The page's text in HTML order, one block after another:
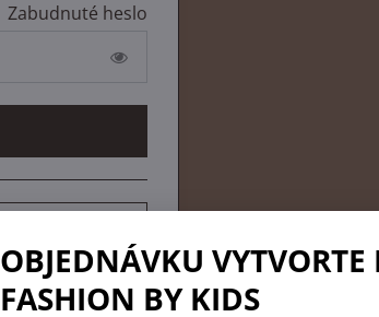
Zabudnuté heslo
OBJEDNÁVKU VYTVORTE
FASHION BY KIDS